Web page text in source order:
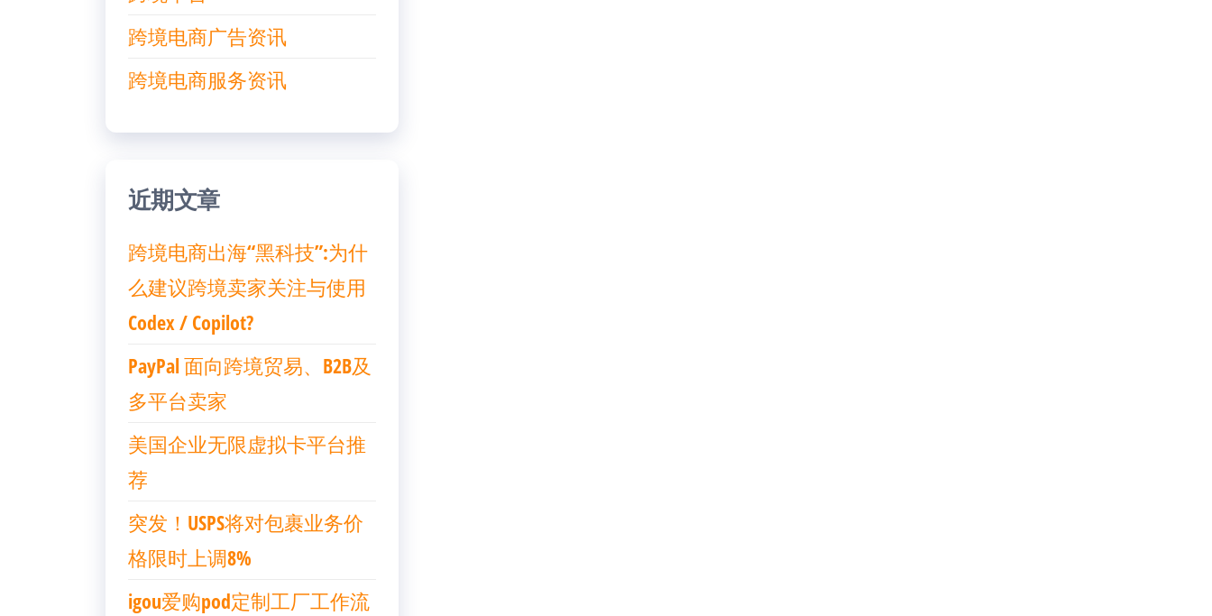
跨境电商广告资讯
跨境电商服务资讯
近期文章
跨境电商出海“黑科技”:为什
么建议跨境卖家关注与使用
Codex / Copilot?
PayPal 面向跨境贸易、B2B及
多平台卖家
美国企业无限虚拟卡平台推
荐
突发！USPS将对包裹业务价
格限时上调8%
igou爱购pod定制工厂工作流